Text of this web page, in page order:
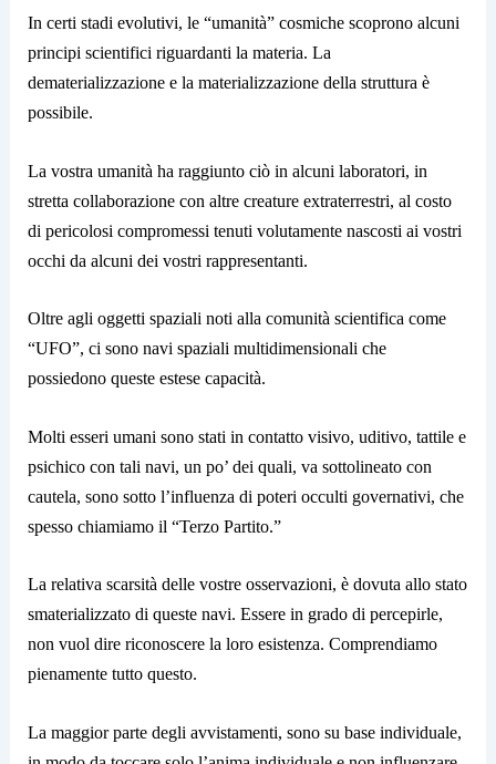
In certi stadi evolutivi, le “umanità” cosmiche scoprono alcuni
principi scientifici riguardanti la materia. La
dematerializzazione e la materializzazione della struttura è
possibile.
La vostra umanità ha raggiunto ciò in alcuni laboratori, in
stretta collaborazione con altre creature extraterrestri, al costo
di pericolosi compromessi tenuti volutamente nascosti ai vostri
occhi da alcuni dei vostri rappresentanti.
Oltre agli oggetti spaziali noti alla comunità scientifica come
“UFO”, ci sono navi spaziali multidimensionali che
possiedono queste estese capacità.
Molti esseri umani sono stati in contatto visivo, uditivo, tattile e
psichico con tali navi, un po’ dei quali, va sottolineato con
cautela, sono sotto l’influenza di poteri occulti governativi, che
spesso chiamiamo il “Terzo Partito.”
La relativa scarsità delle vostre osservazioni, è dovuta allo stato
smaterializzato di queste navi. Essere in grado di percepirle,
non vuol dire riconoscere la loro esistenza. Comprendiamo
pienamente tutto questo.
La maggior parte degli avvistamenti, sono su base individuale,